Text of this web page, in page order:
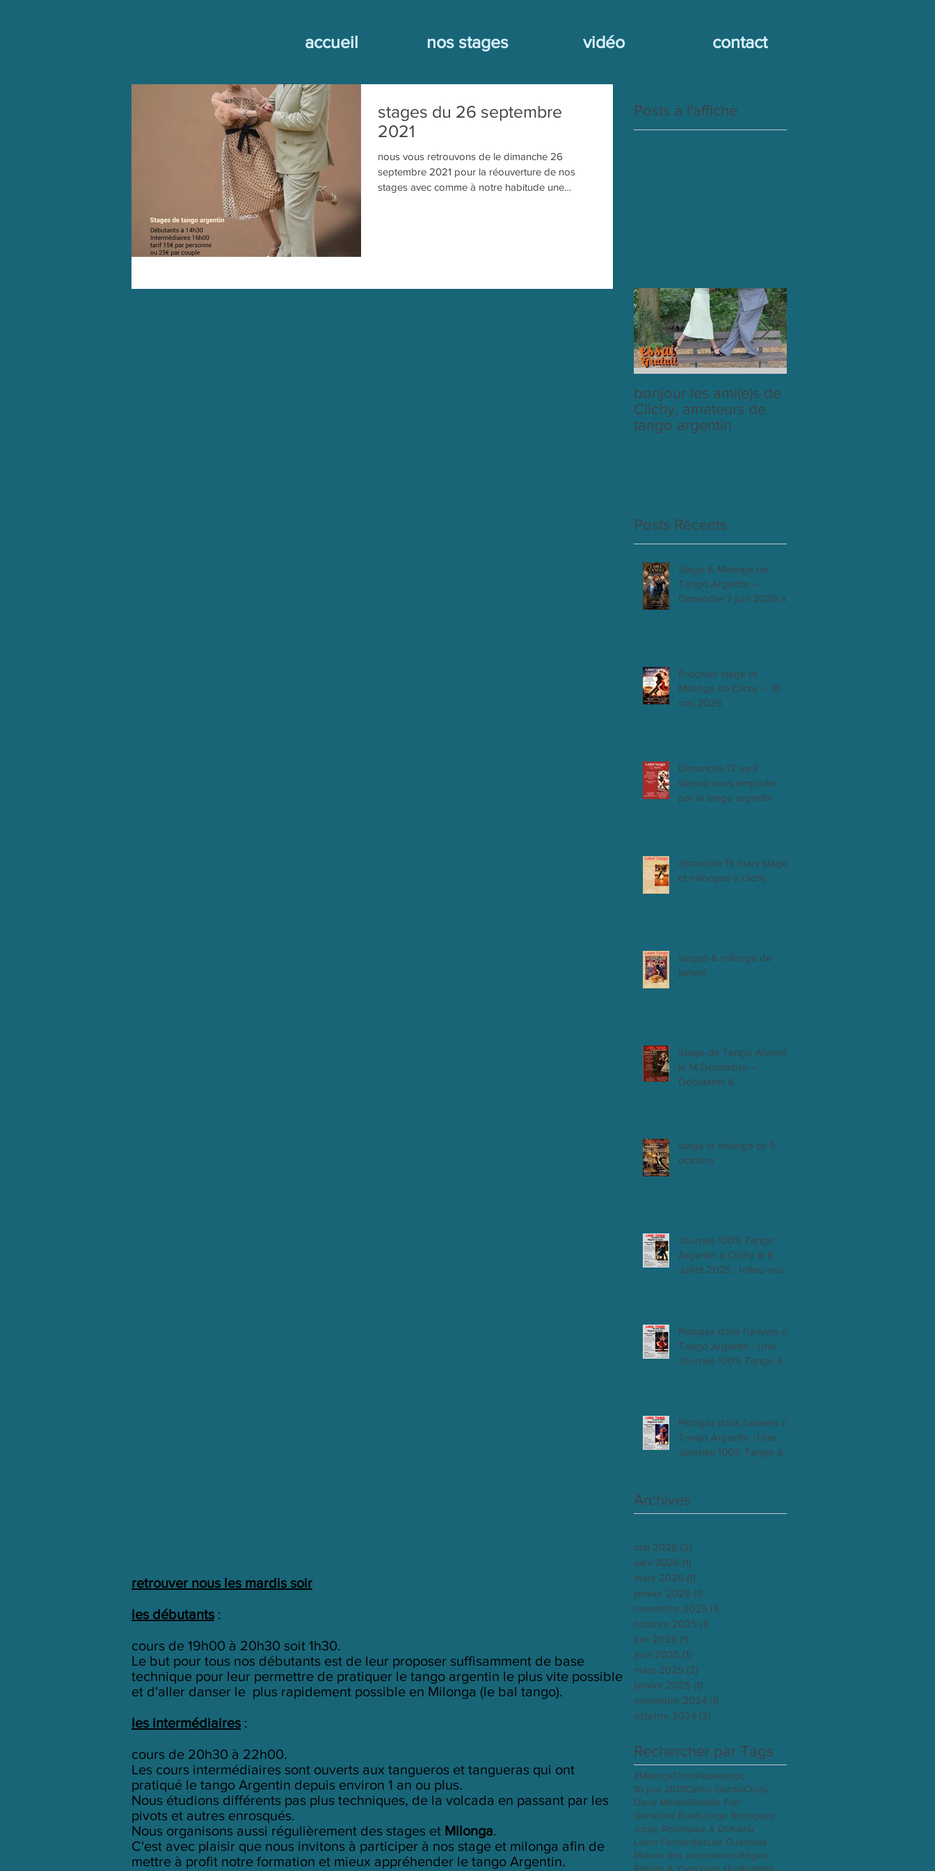
accueil nos stages vidéo contact
stages du 26 septembre
2021
nous vous retrouvons de le dimanche 26
septembre 2021 pour la réouverture de nos
stages avec comme à notre habitude une
Posts à l'affiche
bonjour les ami(e)s de
Clichy, amateurs de
tango argentin
Posts Récents
Stage & Milonga de
Tango Argentin –
Dimanche 7 juin 2026 à
Prochain stage et
Milonga de Clichy – 10
mai 2026
Dimanche 12 avril :
laissez-vous emporter
par le tango argentin
dimanche 15 mars stages
et milongas à clichy
stages & milonga de
janvier
Stage de Tango Argentin
le 14 Décembre –
Débutants &
stage et milonga ce 5
octobre
Journée 100% Tango
Argentin à Clichy le 6
Juillet 2025 : Initiez-vous,
Plongez dans l'univers du
Tango Argentin : Une
Journée 100% Tango à
Plongez dans l'univers du
Tango Argentin : Une
Journée 100% Tango à
Archives
retrouver nous les mardis soir
les débutants :
cours de 19h00 à 20h30 soit 1h30.
Le but pour tous nos débutants est de leur proposer suffisamment de base
technique pour leur permettre de pratiquer le tango argentin le plus vite possible
et d'aller danser le plus rapidement possible en Milonga (le bal tango).
les intermédiaires :
cours de 20h30 à 22h00.
Les cours intermédiaires sont ouverts aux tangueros et tangueras qui ont
pratiqué le tango Argentin depuis environ 1 an ou plus.
Nous étudions différents pas plus techniques, de la volcada en passant par les
pivots et autres enrosqués.
Nous organisons aussi régulièrement des stages et Milonga.
C'est avec plaisir que nous invitons à participer à nos stage et milonga afin de
mettre à profit notre formation et mieux appréhender le tango Argentin.
mai 2026 (2)
avril 2026 (1)
mars 2026 (1)
janvier 2026 (1)
novembre 2025 (1)
octobre 2025 (1)
juin 2025 (1)
avril 2025 (1)
mars 2025 (2)
janvier 2025 (1)
novembre 2024 (1)
octobre 2024 (2)
Rechercher par Tags
#MilongaThon#labeltango
10 juin 2018Carlos GardelClichy
Dario MiraballEstelle Filer
Géraldine RuattiJorge Rodriguez
Jorge Rodriguez & DoKamu
Laure FernandezLos Guardiola
Maison des associationsRégine
Régine & YannYann Quatromme